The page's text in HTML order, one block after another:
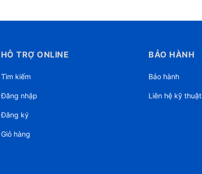
HỖ TRỢ ONLINE
Tìm kiếm
Đăng nhập
Đăng ký
Giỏ hàng
BẢO HÀNH
Bảo hành
Liên hệ kỹ thuật